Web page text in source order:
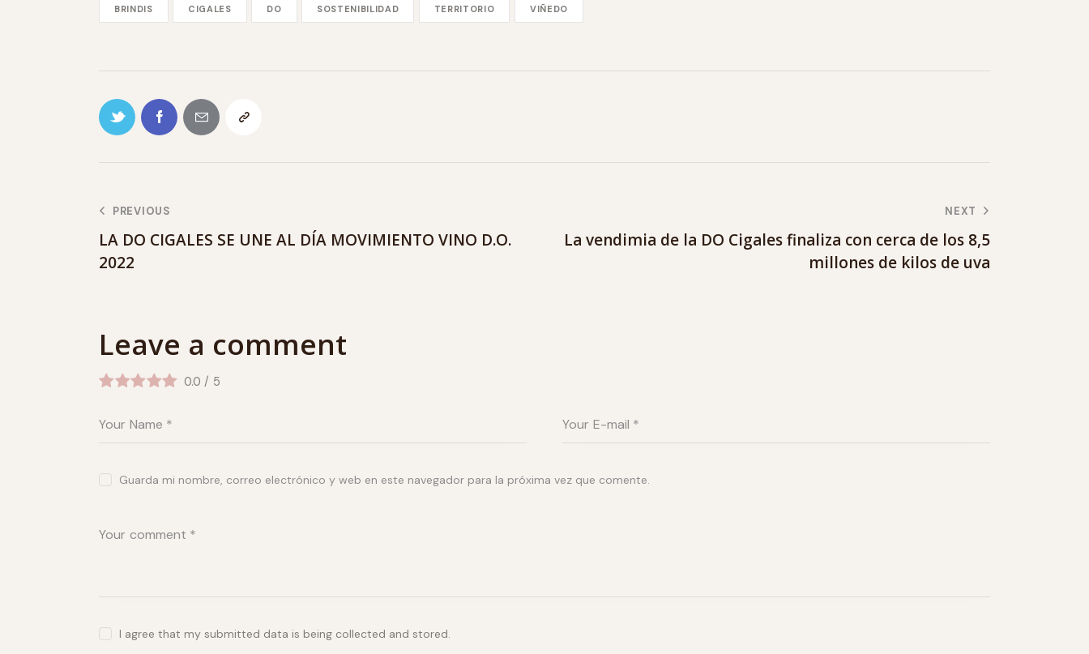
BRINDIS CIGALES DO SOSTENIBILIDAD TERRITORIO VIÑEDO
PREVIOUS
LA DO CIGALES SE UNE AL DÍA MOVIMIENTO VINO D.O.
2022
NEXT
La vendimia de la DO Cigales finaliza con cerca de los 8,5
millones de kilos de uva
Leave a comment
0.0 / 5
Guarda mi nombre, correo electrónico y web en este navegador para la próxima vez que comente.
I agree that my submitted data is being collected and stored.